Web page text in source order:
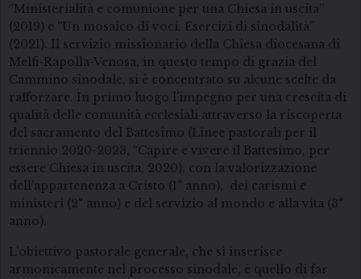
“Ministerialità e comunione per una Chiesa in uscita”
(2019) e “Un mosaico di voci. Esercizi di sinodalità”
(2021). Il servizio missionario della Chiesa diocesana di
Melfi-Rapolla-Venosa, in questo tempo di grazia del
Cammino sinodale, si è concentrato su alcune scelte da
rafforzare. In primo luogo l’impegno per una crescita di
qualità delle comunità ecclesiali attraverso la riscoperta
del sacramento del Battesimo (Linee pastorali per il
triennio 2020-2023, “Capire e vivere il Battesimo, per
essere Chiesa in uscita, 2020), con la valorizzazione
dell’appartenenza a Cristo (1° anno), dei carismi e
ministeri (2° anno) e del servizio al mondo e alla vita (3°
anno).
L’obiettivo pastorale generale, che si inserisce
armonicamente nel processo sinodale, è quello di far